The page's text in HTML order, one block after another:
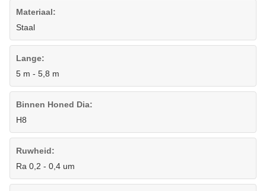
Materiaal:
Staal
Lange:
5 m - 5,8 m
Binnen Honed Dia:
H8
Ruwheid:
Ra 0,2 - 0,4 um